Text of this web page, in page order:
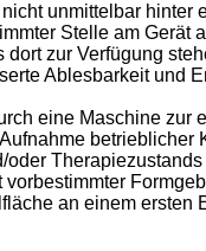
unmittelbar
Stelle am
zur Verfügung
Ablesbarkeit und
eine Maschine
an einem